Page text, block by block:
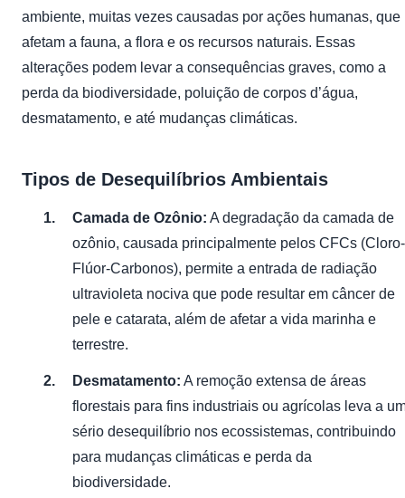
ambiente, muitas vezes causadas por ações humanas, que
afetam a fauna, a flora e os recursos naturais. Essas
alterações podem levar a consequências graves, como a
perda da biodiversidade, poluição de corpos d’água,
desmatamento, e até mudanças climáticas.
Tipos de Desequilíbrios Ambientais
Camada de Ozônio: A degradação da camada de
ozônio, causada principalmente pelos CFCs (Cloro-
Flúor-Carbonos), permite a entrada de radiação
ultravioleta nociva que pode resultar em câncer de
pele e catarata, além de afetar a vida marinha e
terrestre.
Desmatamento: A remoção extensa de áreas
florestais para fins industriais ou agrícolas leva a
sério desequilíbrio nos ecossistemas, contribuindo
para mudanças climáticas e perda da
biodiversidade.